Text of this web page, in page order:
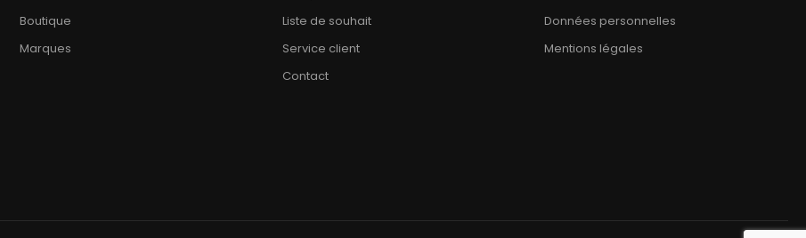
Boutique
Marques
Liste de souhait
Service client
Contact
Données personnelles
Mentions légales